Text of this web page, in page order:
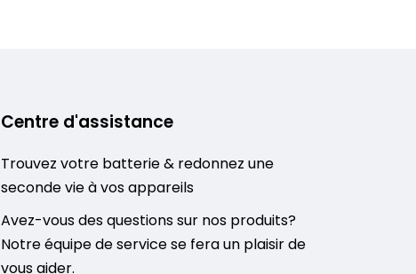
Centre d'assistance
Trouvez votre batterie & redonnez une
seconde vie à vos appareils
Avez-vous des questions sur nos produits?
Notre équipe de service se fera un plaisir de
vous aider.